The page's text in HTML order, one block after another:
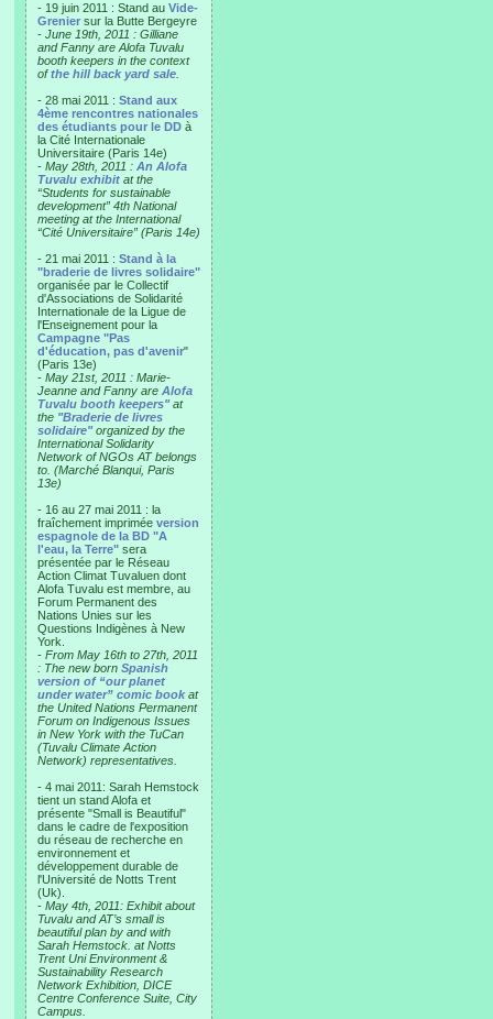
- 19 juin 2011 : Stand au Vide-
Grenier sur la Butte Bergeyre
- June 19th, 2011 : Gilliane
and Fanny are Alofa Tuvalu
booth keepers in the context
ofthe hill back yard sale
- 28 mai 2011 : Stand aux
4ème rencontres nationales
des étudiants pour le DD à
la Cité Internationale
Universitaire (Paris 14e)
- May 28th, 2011 : An Alofa
Tuvalu exhibit at the
“Students for sustainable
development” 4th National
meeting at the International
“Cité Universitaire” (Paris 14e)
- 21 mai 2011 : Stand à la
"braderie de livres solidaire"
organisée par le Collectif
d'Associations de Solidarité
Internationale de la Ligue de
l'Enseignement pour la
Campagne "Pas
d'éducation, pas d'avenir"
(Paris 13e)
- May 21st, 2011 : Marie-
Jeanne and Fanny are Alofa
Tuvalu booth keepers"at
the "Braderie de livres
solidaire"organized by the
International Solidarity
Network of NGOs AT belongs
to. (Marché Blanqui, Paris
13e)
- 16 au 27 mai 2011 : la
fraîchement imprimée version
espagnole de la BD "A
l'eau, la Terre" sera
présentée par le Réseau
Action Climat Tuvaluen dont
Alofa Tuvalu est membre, au
Forum Permanent des
Nations Unies sur les
Questions Indigènes à New
York.
- From May 16th to 27th, 2011
: The new born Spanish
version of “our planet
under water” comic book at
the United Nations Permanent
Forum on Indigenous Issues
in New York with the TuCan
(Tuvalu Climate Action
Network) representatives.
- 4 mai 2011: Sarah Hemstock
tient un stand Alofa et
présente "Small is Beautiful"
dans le cadre de l'exposition
du réseau de recherche en
environnement et
développement durable de
l'Université de Notts Trent
(Uk).
- May 4th, 2011: Exhibit about
Tuvalu and AT’s small is
beautiful plan by and with
Sarah Hemstock. at Notts
Trent Uni Environment &
Sustainability Research
Network Exhibition, DICE
Centre Conference Suite, City
Campus.